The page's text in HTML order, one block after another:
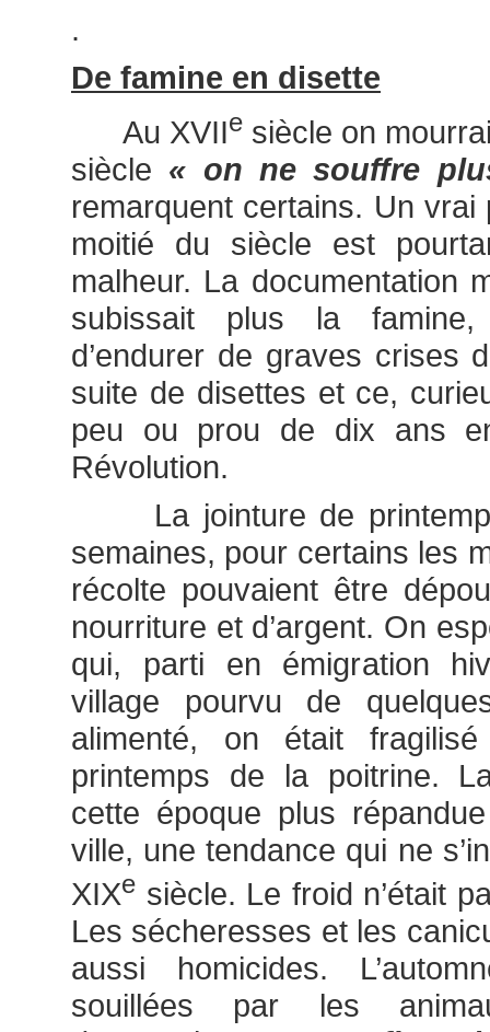
.
De famine en disette
Au XVIIe siècle on
siècle « on ne souffre
remarquent certains. Un
moitié du siècle est
malheur. La documentation
subissait plus la
d’endurer de graves crises
suite de disettes et ce,
peu ou prou de dix ans
Révolution.
La jointure de
semaines, pour certains les
récolte pouvaient être
nourriture et d’argent. On
qui, parti en émigration
village pourvu de
alimenté, on était
printemps de la poitrine.
cette époque plus
ville, une tendance qui ne
XIXe siècle. Le froid n’était
Les sécheresses et les
aussi homicides.
souillées par les